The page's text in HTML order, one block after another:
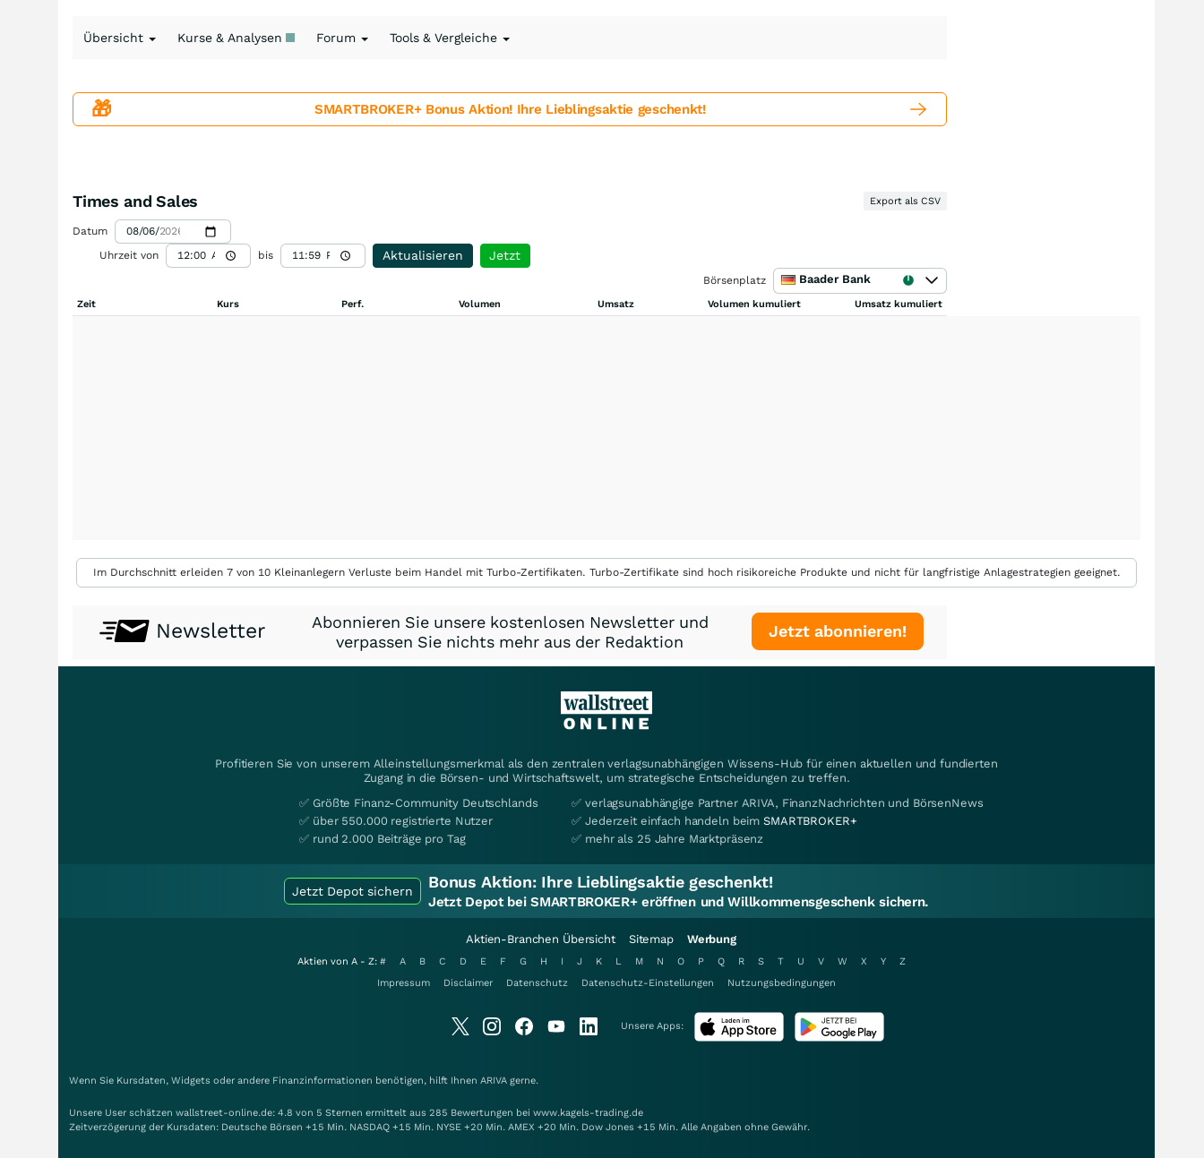
Übersicht Kurse & Analysen Forum Tools & Vergleiche
🎁 SMARTBROKER+ Bonus Aktion! Ihre Lieblingsaktie geschenkt!
Times and Sales Export als CSV
Datum
Uhrzeit von
bis Aktualisieren Jetzt
Börsenplatz Baader Bank
Zeit Kurs Perf. Volumen Umsatz Volumen kumuliert Umsatz kumuliert
Im Durchschnitt erleiden 7 von 10 Kleinanlegern Verluste beim Handel mit Turbo-Zertifikaten. Turbo-Zertifikate sind hoch risikoreiche Produkte und nicht für langfristige Anlagestrategien geeignet.
Newsletter
Abonnieren Sie unsere kostenlosen Newsletter und
verpassen Sie nichts mehr aus der Redaktion
Jetzt abonnieren!
Profitieren Sie von unserem Alleinstellungsmerkmal als den zentralen verlagsunabhängigen Wissens-Hub für einen aktuellen und fundierten
Zugang in die Börsen- und Wirtschaftswelt, um strategische Entscheidungen zu treffen.
✅ Größte Finanz-Community Deutschlands
✅ über 550.000 registrierte Nutzer
✅ rund 2.000 Beiträge pro Tag
✅ verlagsunabhängige Partner ARIVA, FinanzNachrichten und BörsenNews
✅ Jederzeit einfach handeln beimSMARTBROKER+
✅ mehr als 25 Jahre Marktpräsenz
Jetzt Depot sichern Bonus Aktion: Ihre Lieblingsaktie geschenkt!
Jetzt Depot bei SMARTBROKER+ eröffnen und Willkommensgeschenk sichern.
Aktien-Branchen Übersicht Sitemap Werbung
Aktien von A - Z: # A B C D E F G H I J K L M N O P Q R S T U V W X Y
Z
Impressum
Disclaimer Datenschutz Datenschutz-Einstellungen Nutzungsbedingungen
Unsere Apps:
Wenn Sie Kursdaten, Widgets oder andere Finanzinformationen benötigen, hilft Ihnen ARIVA gerne.
Unsere User schätzen wallstreet-online.de: 4.8 von 5 Sternen ermittelt aus 285 Bewertungen bei www.kagels-trading.de
Zeitverzögerung der Kursdaten: Deutsche Börsen +15 Min. NASDAQ +15 Min. NYSE +20 Min. AMEX +20 Min. Dow Jones +15 Min. Alle Angaben ohne Gewähr.